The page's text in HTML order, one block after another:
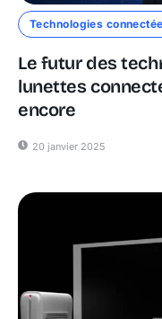
Technologies
Le futur des
lunettes
encore
20 janvier 2025